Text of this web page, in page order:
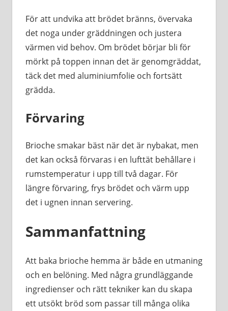
För att undvika att brödet bränns, övervaka
det noga under gräddningen och justera
värmen vid behov. Om brödet börjar bli för
mörkt på toppen innan det är genomgräddat,
täck det med aluminiumfolie och fortsätt
grädda.
Förvaring
Brioche smakar bäst när det är nybakat, men
det kan också förvaras i en lufttät behållare i
rumstemperatur i upp till två dagar. För
längre förvaring, frys brödet och värm upp
det i ugnen innan servering.
Sammanfattning
Att baka brioche hemma är både en utmaning
och en belöning. Med några grundläggande
ingredienser och rätt tekniker kan du skapa
ett utsökt bröd som passar till många olika